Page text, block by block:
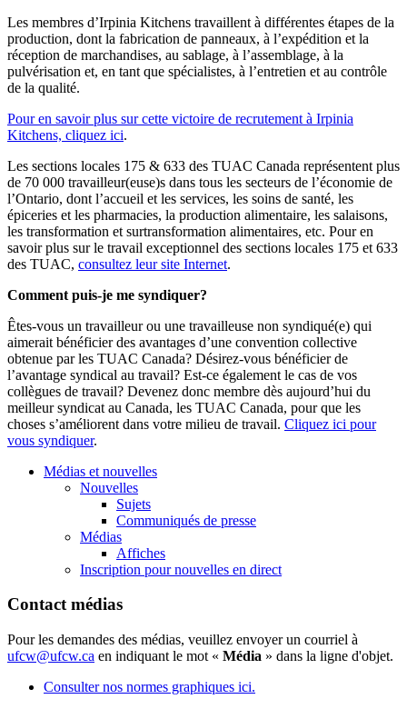
Les membres d’Irpinia Kitchens travaillent à différentes étapes de la
production, dont la fabrication de panneaux, à l’expédition et la
réception de marchandises, au sablage, à l’assemblage, à la
pulvérisation et, en tant que spécialistes, à l’entretien et au contrôle
de la qualité.
Pour en savoir plus sur cette victoire de recrutement à Irpinia
Kitchens, cliquez ici.
Les sections locales 175 & 633 des TUAC Canada représentent plus
de 70 000 travailleur(euse)s dans tous les secteurs de l’économie de
l’Ontario, dont l’accueil et les services, les soins de santé, les
épiceries et les pharmacies, la production alimentaire, les salaisons,
les transformation et surtransformation alimentaires, etc. Pour en
savoir plus sur le travail exceptionnel des sections locales 175 et 633
des TUAC, consultez leur site Internet.
Comment puis-je me syndiquer?
Êtes-vous un travailleur ou une travailleuse non syndiqué(e) qui
aimerait bénéficier des avantages d’une convention collective
obtenue par les TUAC Canada? Désirez-vous bénéficier de
l’avantage syndical au travail? Est-ce également le cas de vos
collègues de travail? Devenez donc membre dès aujourd’hui du
meilleur syndicat au Canada, les TUAC Canada, pour que les
choses s’améliorent dans votre milieu de travail. Cliquez ici pour
vous syndiquer.
Médias et nouvelles
Nouvelles
Sujets
Communiqués de presse
Médias
Affiches
Inscription pour nouvelles en direct
Contact médias
Pour les demandes des médias, veuillez envoyer un courriel à
ufcw@ufcw.ca en indiquant le mot « Média » dans la ligne d'objet.
Consulter nos normes graphiques ici.